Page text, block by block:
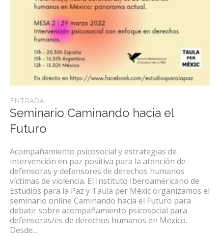
ENTRADA
Seminario Caminando hacia el
Futuro
Acompañamiento psicosocial y estrategias de
intervención en paz positiva para la atención de
defensoras y defensores de derechos humanos
víctimas de violencia. El Instituto Iberoamericano de
Estudios para la Paz y Taula per Mèxic organizamos el
seminario online Caminando hacia el Futuro para
debatir sobre acompañamiento psicosocial para
defensoras/es de derechos humanos en México.
Desde...